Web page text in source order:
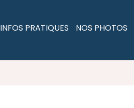
INFOS PRATIQUES NOS PHOTOS